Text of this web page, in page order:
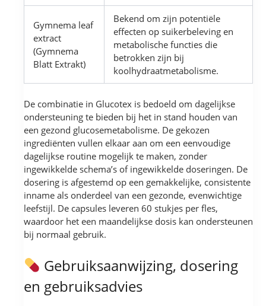
Gymnema leaf
extract
(Gymnema
Blatt Extrakt)
Bekend om zijn potentiële
effecten op suikerbeleving en
metabolische functies die
betrokken zijn bij
koolhydraatmetabolisme.
De combinatie in Glucotex is bedoeld om dagelijkse
ondersteuning te bieden bij het in stand houden van
een gezond glucosemetabolisme. De gekozen
ingrediënten vullen elkaar aan om een eenvoudige
dagelijkse routine mogelijk te maken, zonder
ingewikkelde schema’s of ingewikkelde doseringen. De
dosering is afgestemd op een gemakkelijke, consistente
inname als onderdeel van een gezonde, evenwichtige
leefstijl. De capsules leveren 60 stukjes per fles,
waardoor het een maandelijkse dosis kan ondersteunen
bij normaal gebruik.
Gebruiksaanwijzing, dosering
en gebruiksadvies